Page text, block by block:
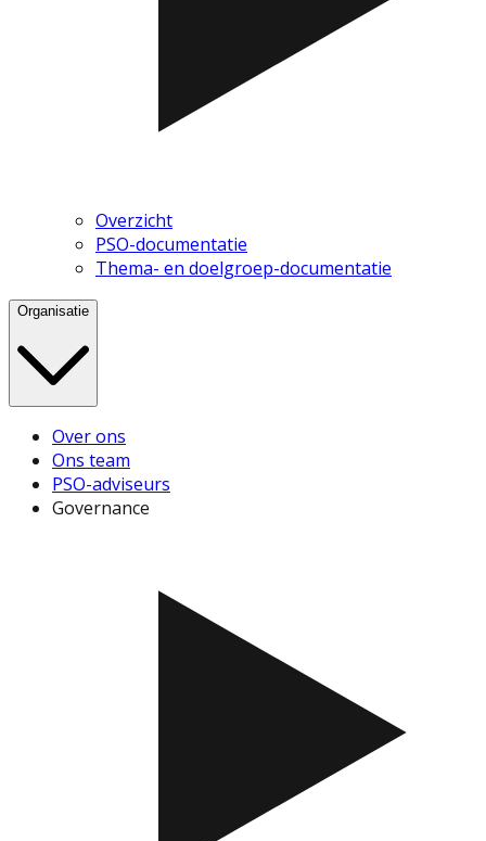
Overzicht
PSO-documentatie
Thema- en doelgroep-documentatie
Organisatie
Over ons
Ons team
PSO-adviseurs
Governance